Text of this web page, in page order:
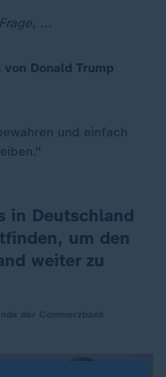
...
Donald Trump
und einfach
in Deutschland
um den
weiter zu